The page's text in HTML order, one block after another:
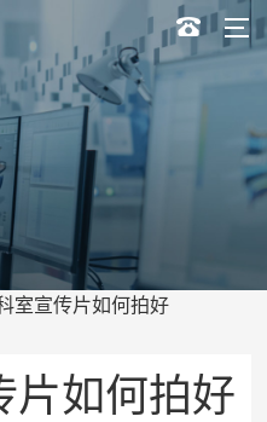
室宣传片如何拍好
片如何拍好